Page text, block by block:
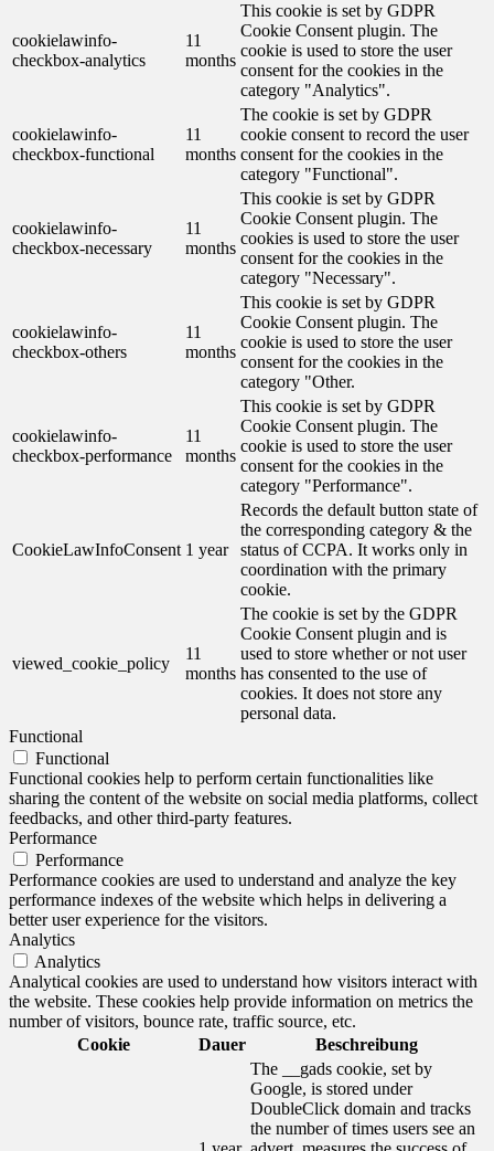
cookielawinfo-
checkbox-analytics
11
months
This cookie is set by GDPR
Cookie Consent plugin. The
cookie is used to store the user
consent for the cookies in the
category "Analytics".
cookielawinfo-
checkbox-functional
11
months
The cookie is set by GDPR
cookie consent to record the user
consent for the cookies in the
category "Functional".
cookielawinfo-
checkbox-necessary
11
months
This cookie is set by GDPR
Cookie Consent plugin. The
cookies is used to store the user
consent for the cookies in the
category "Necessary".
cookielawinfo-
checkbox-others
11
months
This cookie is set by GDPR
Cookie Consent plugin. The
cookie is used to store the user
consent for the cookies in the
category "Other.
cookielawinfo-
checkbox-performance
11
months
This cookie is set by GDPR
Cookie Consent plugin. The
cookie is used to store the user
consent for the cookies in the
category "Performance".
CookieLawInfoConsent 1 year
Records the default button state of
the corresponding category & the
status of CCPA. It works only in
coordination with the primary
cookie.
viewed_cookie_policy
11
months
The cookie is set by the GDPR
Cookie Consent plugin and is
used to store whether or not user
has consented to the use of
cookies. It does not store any
personal data.
Functional
Functional
Functional cookies help to perform certain functionalities like
sharing the content of the website on social media platforms, collect
feedbacks, and other third-party features.
Performance
Performance
Performance cookies are used to understand and analyze the key
performance indexes of the website which helps in delivering a
better user experience for the visitors.
Analytics
Analytics
Analytical cookies are used to understand how visitors interact with
the website. These cookies help provide information on metrics the
number of visitors, bounce rate, traffic source, etc.
Cookie
Dauer Beschreibung
The __gads cookie, set by
Google, is stored under
DoubleClick domain and tracks
the number of times users see an